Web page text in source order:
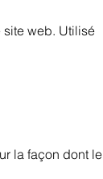
site web. Utilisé
la façon dont le